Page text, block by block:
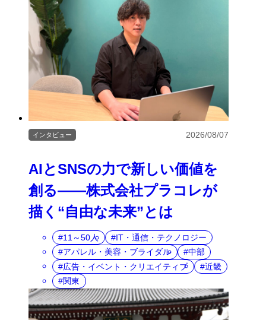
AIとSNSの力で新しい価値を
創る――株式会社プラコレが
描く“自由な未来”とは
インタビュー 2026/08/07
11～50人
IT・通信・テクノロジー
アパレル・美容・ブライダル
中部
広告・イベント・クリエイティブ
近畿
関東